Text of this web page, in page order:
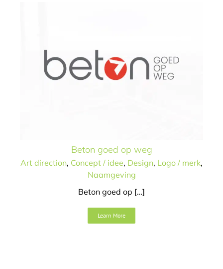
Beton goed op weg
Art direction, Concept / idee, Design, Logo / merk,
Naamgeving
Beton goed op […]
Learn More
Veilig filmen op hoogte,
brrr